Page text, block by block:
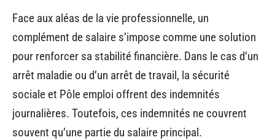
Face aux aléas de la vie professionnelle, un
complément de salaire s’impose comme une solution
pour renforcer sa stabilité financière. Dans le cas d’un
arrêt maladie ou d’un arrêt de travail, la sécurité
sociale et Pôle emploi offrent des indemnités
journalières. Toutefois, ces indemnités ne couvrent
souvent qu’une partie du salaire principal.